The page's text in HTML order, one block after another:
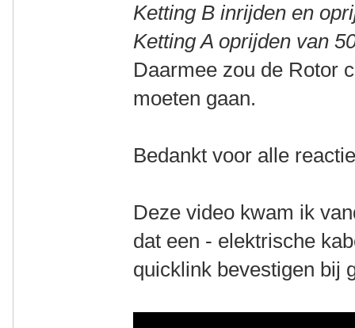
Ketting B inrijden en
Ketting A oprijden van
Daarmee zou de Rotor
moeten gaan.
Bedankt voor alle
Deze video kwam ik
dat een - elektrische
quicklink bevestigen bij